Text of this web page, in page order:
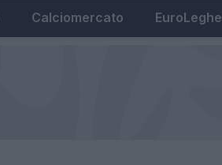
Calciomercato EuroLeghe